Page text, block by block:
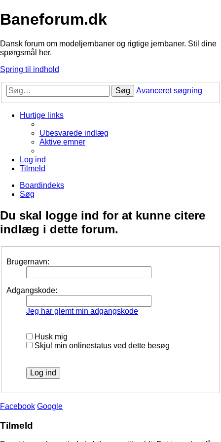
Baneforum.dk
Dansk forum om modeljernbaner og rigtige jernbaner. Stil dine
spørgsmål her.
Spring til indhold
Søg Avanceret søgning
Hurtige links
Ubesvarede indlæg
Aktive emner
Log ind
Tilmeld
Boardindeks
Søg
Du skal logge ind for at kunne citere
indlæg i dette forum.
Brugernavn:
Adgangskode:
Jeg har glemt min adgangskode
Husk mig
Skjul min onlinestatus ved dette besøg
Facebook Google
Tilmeld